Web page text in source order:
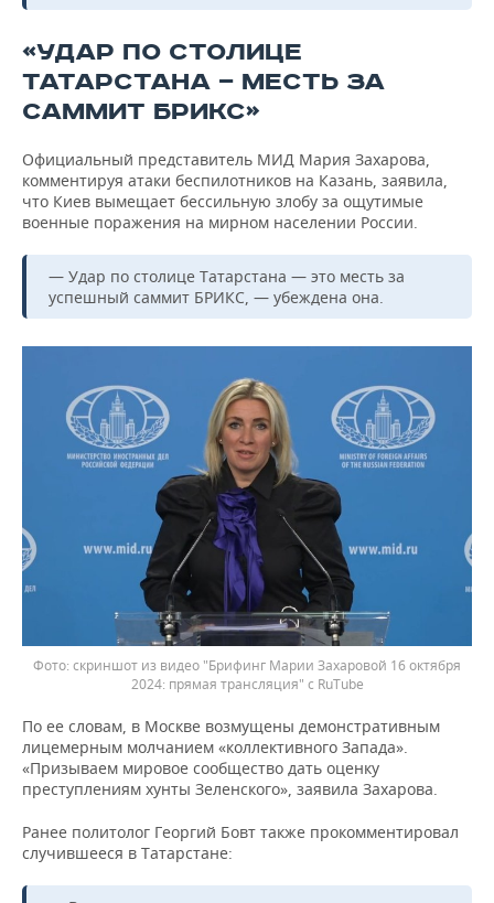
«УДАР ПО СТОЛИЦЕ
ТАТАРСТАНА — МЕСТЬ ЗА
САММИТ БРИКС»
Официальный представитель МИД Мария Захарова,
комментируя атаки беспилотников на Казань, заявила,
что Киев вымещает бессильную злобу за ощутимые
военные поражения на мирном населении России.
— Удар по столице Татарстана — это месть за
успешный саммит БРИКС, — убеждена она.
скриншот из видео "Брифинг Марии Захаровой 16 октября
2024: прямая трансляция" с RuTube
По ее словам, в Москве возмущены демонстративным
лицемерным молчанием «коллективного Запада».
«Призываем мировое сообщество дать оценку
преступлениям хунты Зеленского», заявила Захарова.
Ранее политолог Георгий Бовт также прокомментировал
случившееся в Татарстане: